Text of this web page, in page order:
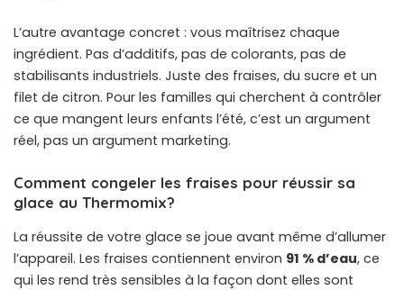
L’autre avantage concret : vous maîtrisez chaque
ingrédient. Pas d’additifs, pas de colorants, pas de
stabilisants industriels. Juste des fraises, du sucre et un
filet de citron. Pour les familles qui cherchent à contrôler
ce que mangent leurs enfants l’été, c’est un argument
réel, pas un argument marketing.
Comment congeler les fraises pour réussir sa
glace au Thermomix?
La réussite de votre glace se joue avant même d’allumer
l’appareil. Les fraises contiennent environ 91 % d’eau, ce
qui les rend très sensibles à la façon dont elles sont